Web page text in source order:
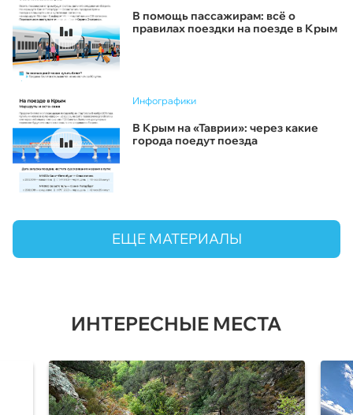
В помощь пассажирам: всё о
правилах поездки на поезде в Крым
Инфографики
В Крым на «Таврии»: через какие
города поедут поезда
ЕЩЕ МАТЕРИАЛЫ
ИНТЕРЕСНЫЕ МЕСТА